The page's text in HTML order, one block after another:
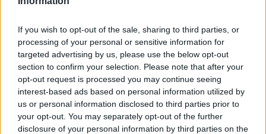
If you wish to opt-out of the sale, sharing to third parties, or
processing of your personal or sensitive information for
targeted advertising by us, please use the below opt-out
section to confirm your selection. Please note that after your
opt-out request is processed you may continue seeing
interest-based ads based on personal information utilized by
us or personal information disclosed to third parties prior to
your opt-out. You may separately opt-out of the further
disclosure of your personal information by third parties on the